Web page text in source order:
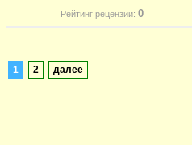
Рейтинг рецензии: 0
1 2 далее